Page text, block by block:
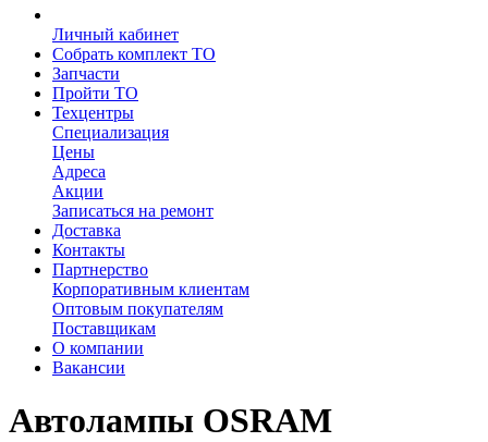
Личный кабинет
Собрать комплект ТО
Запчасти
Пройти ТО
Техцентры
Специализация
Цены
Адреса
Акции
Записаться на ремонт
Доставка
Контакты
Партнерство
Корпоративным клиентам
Оптовым покупателям
Поставщикам
О компании
Вакансии
Автолампы OSRAM